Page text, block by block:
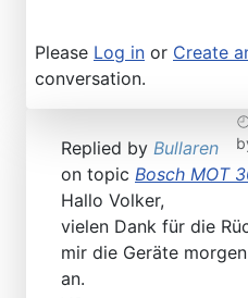
Please Log in or Create
conversation.
Replied by Bullaren
on topic Bosch MOT
Hallo Volker,
vielen Dank für die
mir die Geräte
an.